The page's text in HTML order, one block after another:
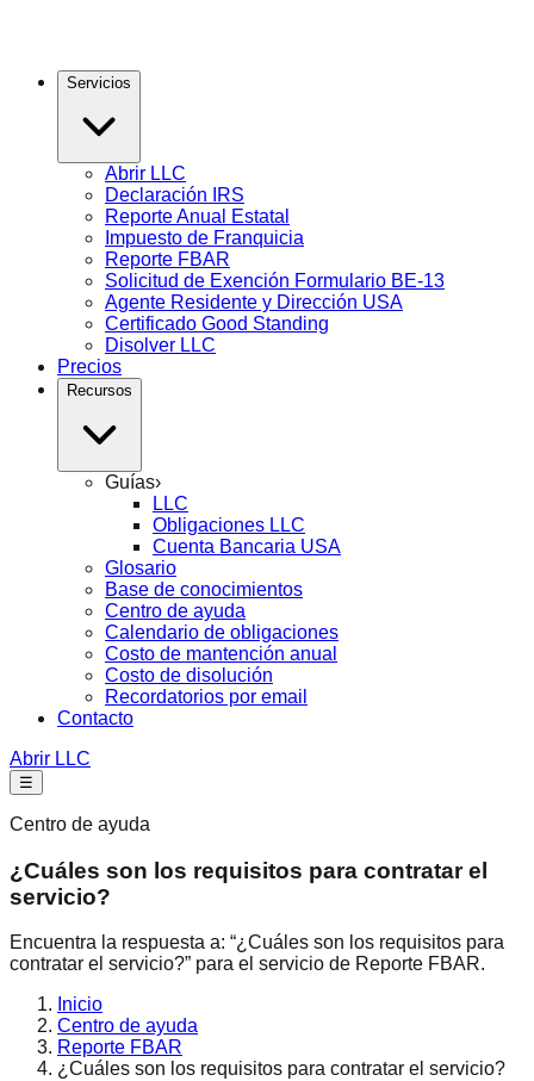
Servicios
Abrir LLC
Declaración IRS
Reporte Anual Estatal
Impuesto de Franquicia
Reporte FBAR
Solicitud de Exención Formulario BE-13
Agente Residente y Dirección USA
Certificado Good Standing
Disolver LLC
Precios
Recursos
Guías›
LLC
Obligaciones LLC
Cuenta Bancaria USA
Glosario
Base de conocimientos
Centro de ayuda
Calendario de obligaciones
Costo de mantención anual
Costo de disolución
Recordatorios por email
Contacto
Abrir LLC
☰
Centro de ayuda
¿Cuáles son los requisitos para contratar el
servicio?
Encuentra la respuesta a: “¿Cuáles son los requisitos para
contratar el servicio?” para el servicio de Reporte FBAR.
Inicio
Centro de ayuda
Reporte FBAR
¿Cuáles son los requisitos para contratar el servicio?